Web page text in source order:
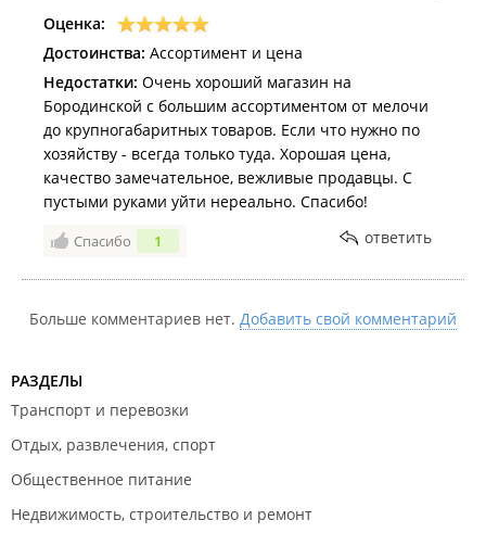
Оценка:
Достоинства: Ассортимент и цена
Недостатки: Очень хороший магазин на
Бородинской с большим ассортиментом от мелочи
до крупногабаритных товаров. Если что нужно по
хозяйству - всегда только туда. Хорошая цена,
качество замечательное, вежливые продавцы. С
пустыми руками уйти нереально. Спасибо!
Спасибо 1 ответить
Больше комментариев нет. Добавить свой комментарий
РАЗДЕЛЫ
Транспорт и перевозки
Отдых, развлечения, спорт
Общественное питание
Недвижимость, строительство и ремонт